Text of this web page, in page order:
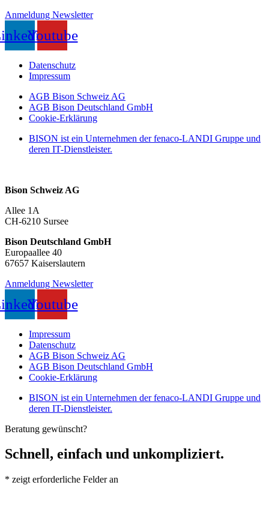
Anmeldung Newsletter
Youtube
Datenschutz
Impressum
AGB Bison Schweiz AG
AGB Bison Deutschland GmbH
Cookie-Erklärung
BISON ist ein Unternehmen der fenaco-LANDI Gruppe und
deren IT-Dienstleister.
Bison Schweiz AG
Allee 1A
CH-6210 Sursee
Bison Deutschland GmbH
Europaallee 40
67657 Kaiserslautern
Anmeldung Newsletter
Youtube
Impressum
Datenschutz
AGB Bison Schweiz AG
AGB Bison Deutschland GmbH
Cookie-Erklärung
BISON ist ein Unternehmen der fenaco-LANDI Gruppe und
deren IT-Dienstleister.
Beratung gewünscht?
Schnell, einfach und unkompliziert.
* zeigt erforderliche Felder an